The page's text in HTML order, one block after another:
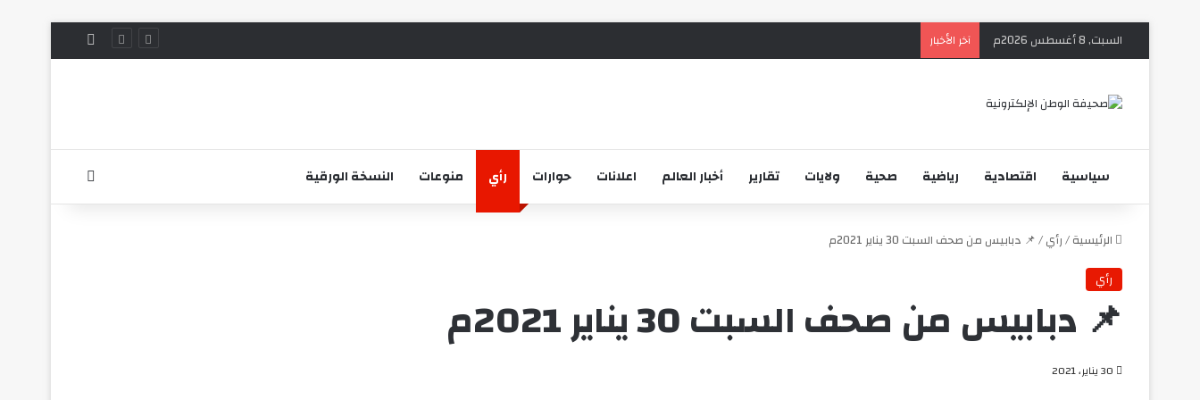
السبت, 8 أغسطس 2026م آخر الأخبار
سياسية اقتصادية رياضية صحية ولايات تقارير أخبار العالم اعلانات حوارات رأي منوعات النسخة الورقية
الرئيسية/رأي/📌 دبابيس من صحف السبت 30 يناير 2021م
رأي
📌 دبابيس من صحف السبت 30 يناير 2021م
30 يناير، 2021